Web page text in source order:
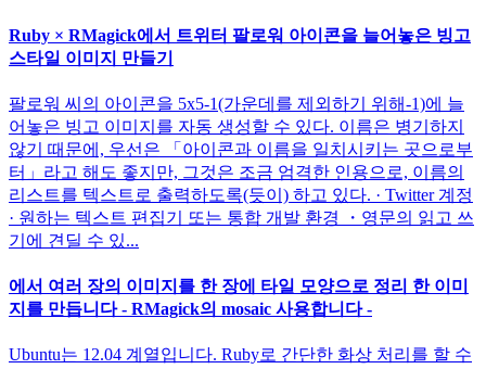
Ruby × RMagick에서 트위터 팔로워 아이콘을 늘어놓은 빙고
스타일 이미지 만들기
팔로워 씨의 아이콘을 5x5-1(가운데를 제외하기 위해-1)에 늘
어놓은 빙고 이미지를 자동 생성할 수 있다. 이름은 병기하지
않기 때문에, 우선은 「아이콘과 이름을 일치시키는 곳으로부
터」라고 해도 좋지만, 그것은 조금 엄격한 인용으로, 이름의
리스트를 텍스트로 출력하도록(듯이) 하고 있다. · Twitter 계정
· 원하는 텍스트 편집기 또는 통합 개발 환경 ・영문의 읽고 쓰
기에 견딜 수 있...
에서 여러 장의 이미지를 한 장에 타일 모양으로 정리 한 이미
지를 만듭니다 - RMagick의 mosaic 사용합니다 -
Ubuntu는 12.04 계열입니다. Ruby로 간단한 화상 처리를 할 수